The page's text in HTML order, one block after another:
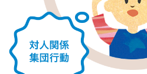
LITALICOライフ
LITALICO仕事ナビ
LITALICO教育ソフト